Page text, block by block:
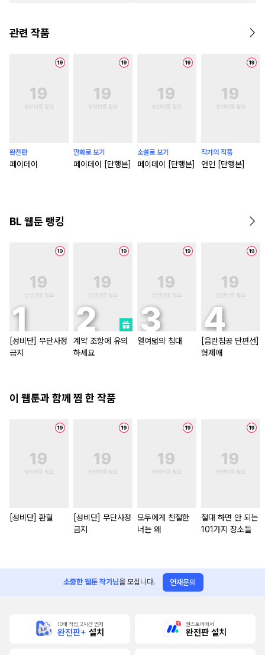
관련 작품
완전판
페이데이
만화로 보기
페이데이 [단행본]
소설로 보기
페이데이 [단행본]
작가의 작품
연인 [단행본]
BL 웹툰 랭킹
[성비단] 무단사정
금지
계약 조항에 유의
하세요
열여덟의 침대
[음란침공 단편선]
형제애
이 웹툰과 함께 찜 한 작품
[성비단] 환혈
[성비단] 무단사정
금지
모두에게 친절한
너는 왜
절대 하면 안 되는
101가지 장소들
소중한 웹툰 작가님을 모십니다. 연재문의
10배 적립, 2시간 먼저
완전판+ 설치
원스토어에서
완전판 설치